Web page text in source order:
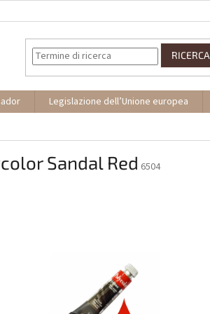
RICERCA
Legislazione dell’Unione europea
Sandal Red 6504